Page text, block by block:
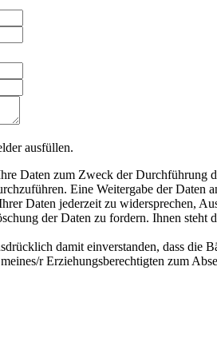
ausfüllen.
Daten zum Zweck der Durchführung
Eine Weitergabe der Daten
Daten jederzeit zu widersprechen,
der Daten zu fordern. Ihnen steht
damit einverstanden, dass die
r Erziehungsberechtigten zum